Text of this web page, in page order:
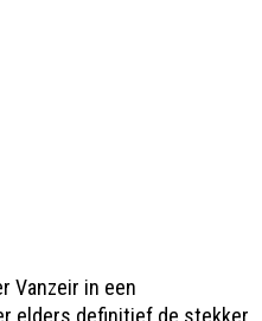
Vanzeir in een
elders definitief de stekker